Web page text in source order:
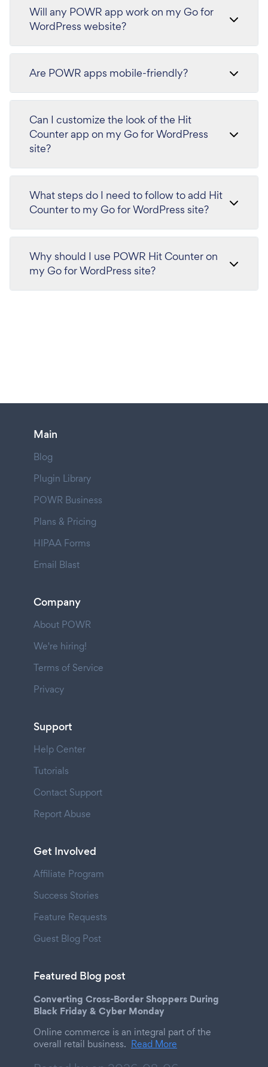
Will any POWR app work on my Go for
WordPress website?
Are POWR apps mobile-friendly?
Can I customize the look of the Hit
Counter app on my Go for WordPress
site?
What steps do I need to follow to add Hit
Counter to my Go for WordPress site?
Why should I use POWR Hit Counter on
my Go for WordPress site?
Main
Blog
Plugin Library
POWR Business
Plans & Pricing
HIPAA Forms
Email Blast
Company
About POWR
We're hiring!
Terms of Service
Privacy
Support
Help Center
Tutorials
Contact Support
Report Abuse
Get Involved
Affiliate Program
Success Stories
Feature Requests
Guest Blog Post
Featured Blog post
Converting Cross-Border Shoppers During
Black Friday & Cyber Monday
Online commerce is an integral part of the
overall retail business. Read More